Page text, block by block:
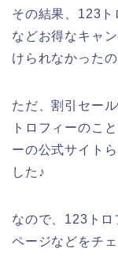
その結果、123ト
などお得なキャ
けられなかったの
ただ、割引セー
トロフィーのこ
ーの公式サイト
した♪
なので、123ト
ページなどをチ